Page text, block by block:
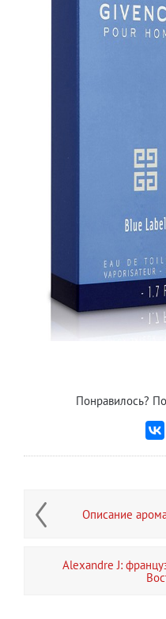
Понравилось?
Описание
Alexandre J: